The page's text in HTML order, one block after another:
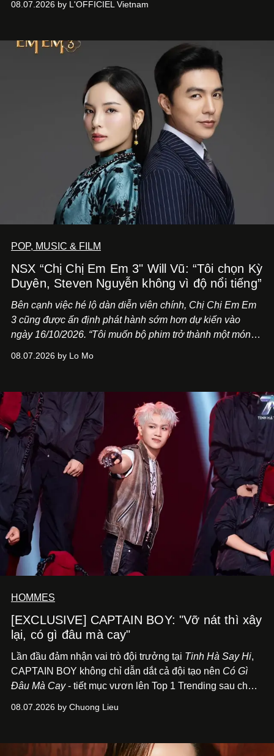
món ăn đa dạng từ Á đến Âu nhanh chóng được yêu thích
mang đến niềm vui cho thực khách.
08.07.2026 by L'OFFICIEL Vietnam
POP, MUSIC & FILM
NSX “Chị Chị Em Em 3" Will Vũ: “Tôi chọn Kỳ
Duyên, Steven Nguyễn không vì độ nổi tiếng”
Bên cạnh việc hé lộ dàn diễn viên chính, Chị Chị Em Em
3 cũng được ấn định phát hành sớm hơn dự kiến vào
ngày 16/10/2026. “Tôi muốn bộ phim trở thành một món
Việt Nam”, NSX Will Vũ cho biết.
08.07.2026 by Lo Mo
HOMMES
[EXCLUSIVE] CAPTAIN BOY: "Vỡ nát thì xây
lại, có gì đâu mà cay"
Lần đầu đảm nhận vai trò đội trưởng tại Tinh Hà Say Hi,
CAPTAIN BOY không chỉ dẫn dắt cả đội tạo nên Có Gì
Đâu Mà Cay- tiết mục vươn lên Top 1 Trending sau chưa
để lắng nghe, kết nối và tin tưởng đồng đội. Với nam
trình trở thành một producer thực thụ.
08.07.2026 by Chuong Lieu